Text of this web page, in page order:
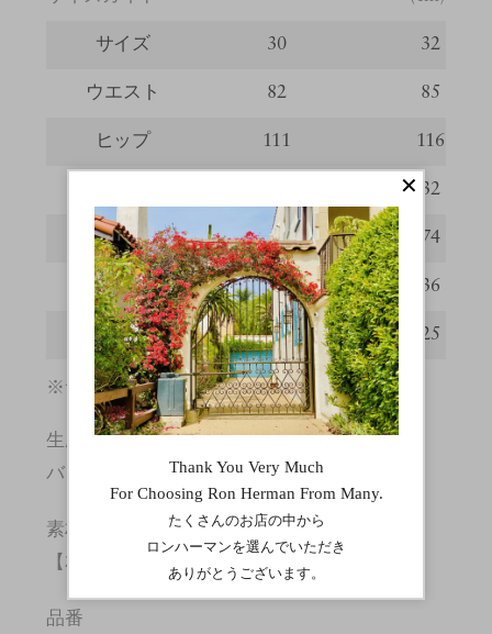
サイズ 30 32
ウエスト 82 85
ヒップ 111 116
32
股下 73 74
わたり 35 36
裾幅 24.5 25
※サイズの詳しい説明はこちら。
生産国
バングラデシュ
素材
【本体】綿:100% 装飾部分を除く
品番